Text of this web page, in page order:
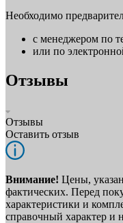
Необходимо
с менеджером по
или по
Отзывы
Отзывы
Оставить отзыв
Внимание! Цены,
фактических. Перед
характеристики и
справочный характер и